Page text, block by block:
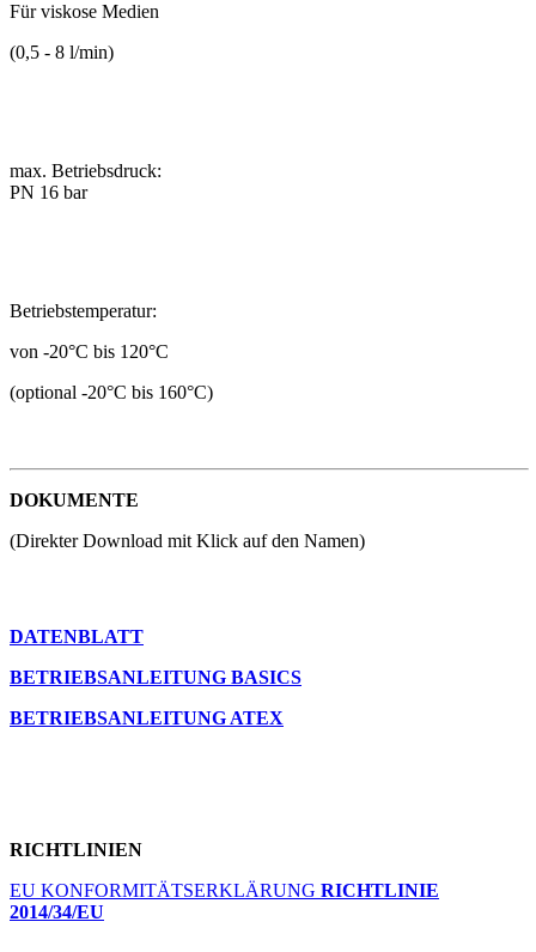
Für viskose Medien
(0,5 - 8 l/min)
max. Betriebsdruck:
PN 16 bar
Betriebstemperatur:
von -20°C bis 120°C
(optional -20°C bis 160°C)
DOKUMENTE
(Direkter Download mit Klick auf den Namen)
DATENBLATT
BETRIEBSANLEITUNG BASICS
BETRIEBSANLEITUNG ATEX
RICHTLINIEN
EU KONFORMITÄTSERKLÄRUNG RICHTLINIE
2014/34/EU